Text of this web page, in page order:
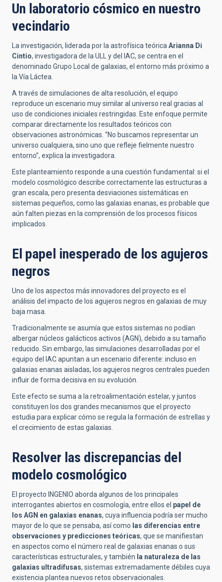
Un laboratorio cósmico en nuestro
vecindario
La investigación, liderada por la astrofísica teóricaArianna Di
Cintio, investigadora de la ULL y del IAC, se centra en el
denominado Grupo Local de galaxias, el entorno más próximo a
la Vía Láctea.
A través de simulaciones de alta resolución, el equipo
reproduce un escenario muy similar al universo real gracias al
uso de condiciones iniciales restringidas. Este enfoque permite
comparar directamente los resultados teóricos con
observaciones astronómicas. “No buscamos representar un
universo cualquiera, sino uno que refleje fielmente nuestro
entorno”, explica la investigadora.
Este planteamiento responde a una cuestión fundamental: si el
modelo cosmológico describe correctamente las estructuras a
gran escala, pero presenta desviaciones sistemáticas en
sistemas pequeños, como las galaxias enanas, es probable que
aún falten piezas en la comprensión de los procesos físicos
implicados.
El papel inesperado de los agujeros
negros
Uno de los aspectos más innovadores del proyecto es el
análisis del impacto de los agujeros negros en galaxias de muy
baja masa.
Tradicionalmente se asumía que estos sistemas no podían
albergar núcleos galácticos activos (AGN), debido a su tamaño
reducido. Sin embargo, las simulaciones desarrolladas por el
equipo del IAC apuntan a un escenario diferente: incluso en
galaxias enanas aisladas, los agujeros negros centrales pueden
influir de forma decisiva en su evolución.
Este efecto se suma a la retroalimentación estelar, y juntos
constituyen los dos grandes mecanismos que el proyecto
estudia para explicar cómo se regula la formación de estrellas y
el crecimiento de estas galaxias.
Resolver las discrepancias del
modelo cosmológico
El proyecto INGENIO aborda algunos de los principales
interrogantes abiertos en cosmología, entre ellos el papel de
los AGN en galaxias enanas, cuya influencia podría ser mucho
mayor de lo que se pensaba, así como las diferencias entre
observaciones y predicciones teóricas, que se manifiestan
en aspectos como el número real de galaxias enanas o sus
características estructurales, y también la naturaleza de las
galaxias ultradifusas, sistemas extremadamente débiles cuya
existencia plantea nuevos retos observacionales.